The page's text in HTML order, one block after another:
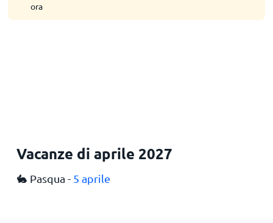
ora
Vacanze di aprile 2027
🐇 Pasqua - 5 aprile